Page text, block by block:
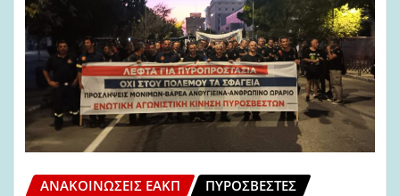
ΑΝΑΚΟΙΝΏΣΕΙΣ ΕΑΚΠ ΠΥΡΟΣΒΈΣΤΕΣ